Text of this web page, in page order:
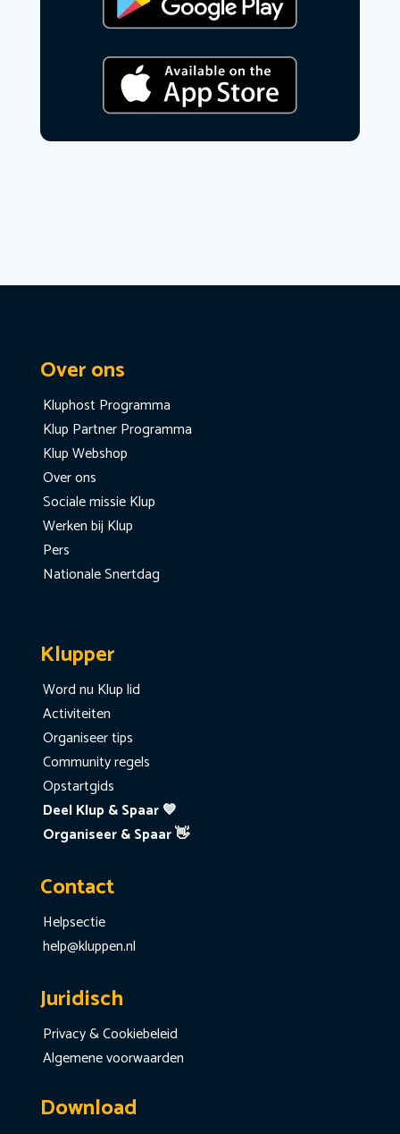
Over ons
Kluphost Programma
Klup Partner Programma
Klup Webshop
Over ons
Sociale missie Klup
Werken bij Klup
Pers
Nationale Snertdag
Klupper
Word nu Klup lid
Activiteiten
Organiseer tips
Community regels
Opstartgids
Deel Klup & Spaar 💙
Organiseer & Spaar 👋
Contact
Helpsectie
help@kluppen.nl
Juridisch
Privacy & Cookiebeleid
Algemene voorwaarden
Download